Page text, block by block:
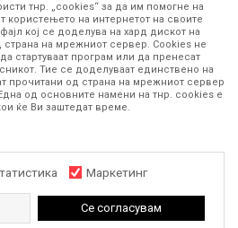
кои се изложени на нашата
да бидат конкретни, точни и прецизни,
дека се без ниту една грешка или
во моментот се достапни на залиха.
приказ на производот. Доколку
производ или рефундација, процедурата
број 070 275 363 или на е-
одпонеделник до петок (08-16ч)
сабота (10-15ч)
, Изработено од
тнр. „cookies“ за да им помогне на
користењето на интернетот на своите
кој се доделува на хард дискот на
страна на мрежниот сервер. Cookies не
стартуваат програм или да пренесат
Тие се доделуваат единствено на
прочитани од страна на мрежниот сервер
од основните намени на тнр. сookies е
ќе Ви заштедат време.
Маркетинг
Се согласувам